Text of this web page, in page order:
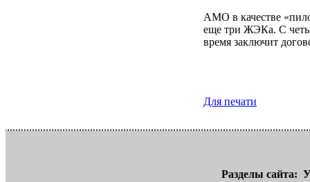
АМО в качестве
еще три ЖЭКа. С
время заключит
Для печати
Разделы сайта: